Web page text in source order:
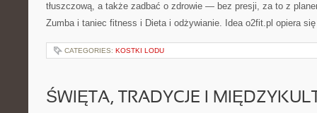
tłuszczową, a także zadbać o zdrowie — bez presji, za to z
Zumba i taniec fitness i Dieta i odżywianie. Idea o2fit.pl opiera
CATEGORIES: KOSTKI LODU
ŚWIĘTA, TRADYCJE I